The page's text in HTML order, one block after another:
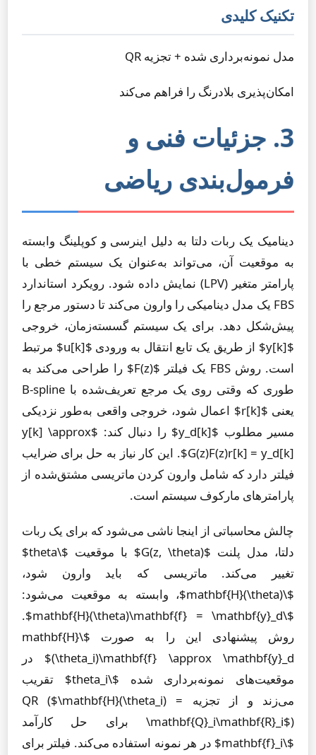
تکنیک کلیدی
مدل نمونه‌برداری شده + تجزیه QR
امکان‌پذیری بلادرنگ را فراهم می‌کند
3. جزئیات فنی و
فرمول‌بندی ریاضی
دینامیک یک ربات دلتا به دلیل اینرسی و کوپلینگ وابسته
به موقعیت آن، می‌تواند به‌عنوان یک سیستم خطی با
پارامتر متغیر (LPV) نمایش داده شود. رویکرد استاندارد
FBS یک مدل دینامیکی را وارون می‌کند تا دستور مرجع را
پیش‌شکل دهد. برای یک سیستم گسسته‌زمان، خروجی
$y[k]$ از طریق یک تابع انتقال به ورودی $u[k]$ مرتبط
است. روش FBS یک فیلتر $F(z)$ را طراحی می‌کند به
طوری که وقتی روی یک مرجع تعریف‌شده با B-spline
یعنی $r[k]$ اعمال شود، خروجی واقعی به‌طور نزدیکی
مسیر مطلوب $y_d[k]$ را دنبال کند: $y[k] \approx
G(z)F(z)r[k] = y_d[k]$. این کار نیاز به حل برای ضرایب
فیلتر دارد که شامل وارون کردن ماتریسی مشتق‌شده از
پارامترهای مارکوف سیستم است.
چالش محاسباتی از اینجا ناشی می‌شود که برای یک ربات
دلتا، مدل پلنت $G(z, \theta)$ با موقعیت $\theta$
تغییر می‌کند. ماتریسی که باید وارون شود،
$\mathbf{H}(\theta)$، وابسته به موقعیت می‌شود:
$\mathbf{H}(\theta)\mathbf{f} = \mathbf{y}_d$.
روش پیشنهادی این را به صورت $\mathbf{H}
(\theta_i)\mathbf{f} \approx \mathbf{y}_d$ در
موقعیت‌های نمونه‌برداری شده $\theta_i$ تقریب
می‌زند و از تجزیه QR ($\mathbf{H}(\theta_i) =
\mathbf{Q}_i\mathbf{R}_i$) برای حل کارآمد
$\mathbf{f}_i$ در هر نمونه استفاده می‌کند. فیلتر برای